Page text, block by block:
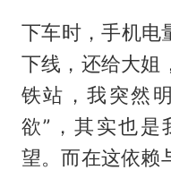
下车时，手机电
下线，还给大姐
铁站，我突然
欲”，其实也是
望。而在这依赖